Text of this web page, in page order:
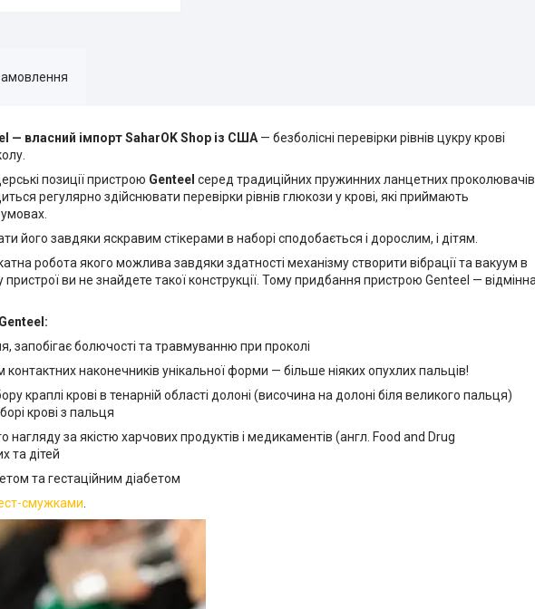
— власний імпорт SaharOK Shop із США — безболісні перевірки рівнів цукру крові
позиції пристрою Genteel серед традиційних пружинних ланцетних проколювачів.
регулярно здійснювати перевірки рівнів глюкози у крові, які приймають
його завдяки яскравим стікерами в наборі сподобається і дорослим, і дітям.
робота якого можлива завдяки здатності механізму створити вібрації та вакуум в
ви не знайдете такої конструкції. Тому придбання пристрою Genteel — відмінна
запобігає болючості та травмуванню при проколі
наконечників унікальної форми — більше ніяких опухлих пальців!
краплі крові в тенарній області долоні (височина на долоні біля великого пальця)
крові з пальця
нагляду за якістю харчових продуктів і медикаментів (англ. Food and Drug
та дітей
та гестаційним діабетом
смужками